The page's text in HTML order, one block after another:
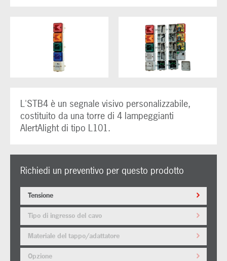
L'STB4 è un segnale visivo personalizzabile,
costituito da una torre di 4 lampeggianti
AlertAlight di tipo L101.
Richiedi un preventivo per questo prodotto
Tensione
Tipo di ingresso del cavo
Materiale del tappo/adattatore
Opzione